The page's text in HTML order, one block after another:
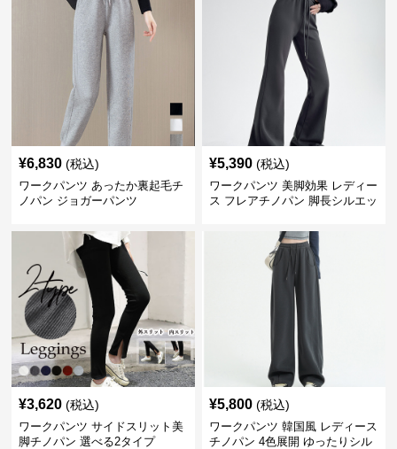
¥6,830 (税込)
ワークパンツ あったか裏起毛チ
ノパン ジョガーパンツ
¥5,390 (税込)
ワークパンツ 美脚効果 レディー
ス フレアチノパン 脚長シルエッ
¥3,620 (税込)
ワークパンツ サイドスリット美
脚チノパン 選べる2タイプ
¥5,800 (税込)
ワークパンツ 韓国風 レディース
チノパン 4色展開 ゆったりシル